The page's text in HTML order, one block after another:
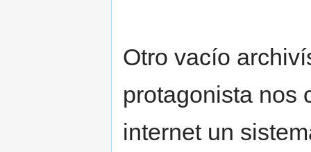
Otro vacío
protagonista nos
internet un